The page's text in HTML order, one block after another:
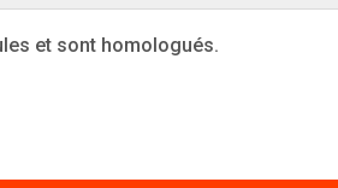
et sont homologués.